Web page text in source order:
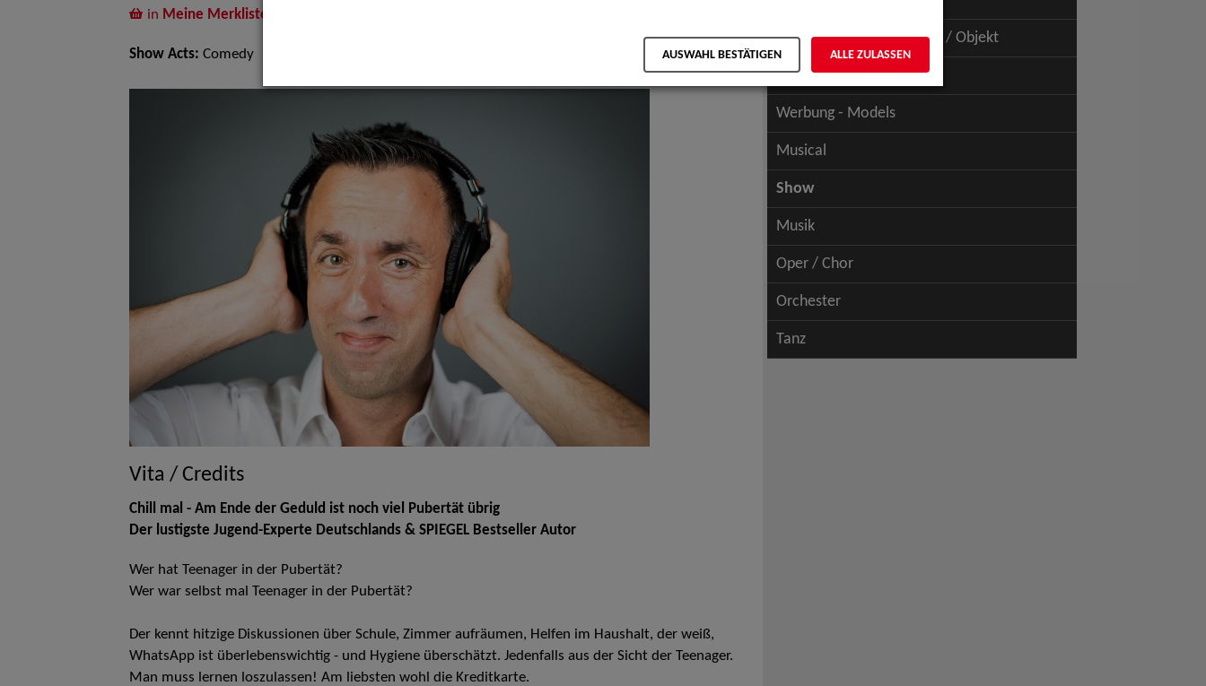
in Meine Merkliste
Show Acts: Comedy
Vita / Credits
Chill mal - Am Ende der Geduld ist noch viel Pubertät übrig
Der lustigste Jugend-Experte Deutschlands & SPIEGEL Bestseller Autor
Wer hat Teenager in der Pubertät?
Wer war selbst mal Teenager in der Pubertät?
Der kennt hitzige Diskussionen über Schule, Zimmer aufräumen, Helfen im Haushalt, der weiß,
WhatsApp ist überlebenswichtig - und Hygiene überschätzt. Jedenfalls aus der Sicht der Teenager.
Man muss lernen loszulassen! Am liebsten wohl die Kreditkarte.
Schauspiel - Figur / Puppe / Objekt
Werbung - Talents
Werbung - Models
Musical
Show
Musik
Oper / Chor
Orchester
Tanz
AUSWAHL BESTÄTIGEN ALLE ZULASSEN